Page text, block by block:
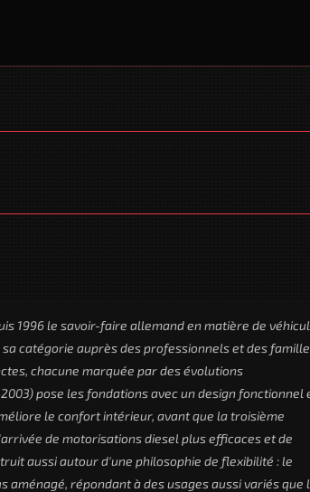
1996 le savoir-faire allemand en matière de
catégorie auprès des professionnels et des
chacune marquée par des évolutions
pose les fondations avec un design fonctionnel
le confort intérieur, avant que la troisième
de motorisations diesel plus efficaces et de
aussi autour d'une philosophie de flexibilité : le
répondant à des usages aussi variés que